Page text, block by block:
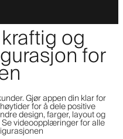
og
for
Gjør appen din klar for
for å dele positive
design, farger, layout og
videoopplæringer for alle